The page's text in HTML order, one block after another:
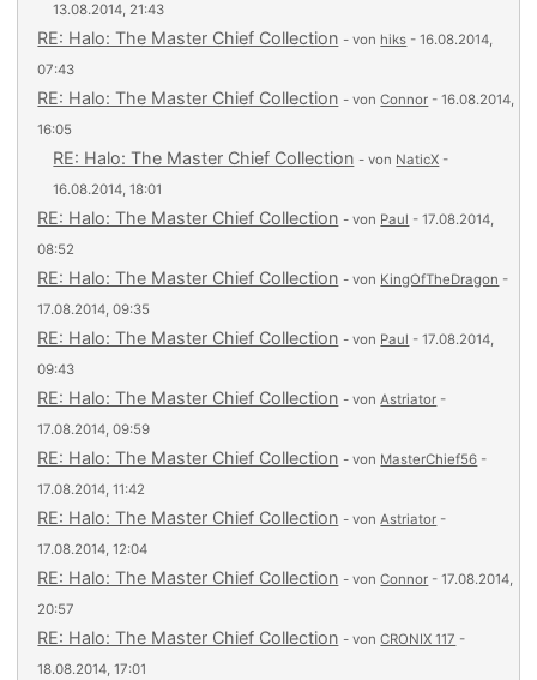
13.08.2014, 21:43
RE: Halo: The Master Chief Collection - von hiks - 16.08.2014,
07:43
RE: Halo: The Master Chief Collection - vonConnor - 16.08.2014,
16:05
RE: Halo: The Master Chief Collection - von NaticX -
16.08.2014, 18:01
RE: Halo: The Master Chief Collection - von Paul - 17.08.2014,
08:52
RE: Halo: The Master Chief Collection - von KingOfTheDragon -
17.08.2014, 09:35
RE: Halo: The Master Chief Collection - von Paul - 17.08.2014,
09:43
RE: Halo: The Master Chief Collection - vonAstriator -
17.08.2014, 09:59
RE: Halo: The Master Chief Collection - von MasterChief56 -
17.08.2014, 11:42
RE: Halo: The Master Chief Collection - vonAstriator -
17.08.2014, 12:04
RE: Halo: The Master Chief Collection - vonConnor - 17.08.2014,
20:57
RE: Halo: The Master Chief Collection - vonCRONIX 117 -
18.08.2014, 17:01